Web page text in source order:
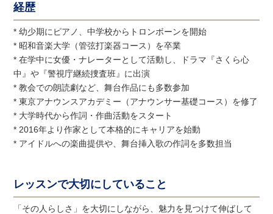
経歴
* 幼少期にピアノ、中学校からトロンボーンを開始
* 昭和音楽大学（管弦打楽器コース）を卒業
* 在学中に女優・ナレーターとして活動し、ドラマ『さくら心
中』や『警視庁継続捜査班』に出演
* 教会での朗読劇など、舞台作品にも多数参加
* 東京アナウンスアカデミー（アナウンサー基礎コース）を修了
* 大学時代から作詞・作曲活動をスタート
* 2016年より作家として本格的にキャリアを始動
* アイドルへの楽曲提供や、舞台挿入歌の作詞を多数担当
レッスンで大切にしていること
「その人らしさ」を大切にしながら、魅力を見つけて伸ばして